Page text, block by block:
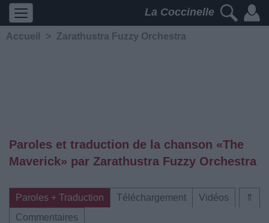
La Coccinelle
Accueil > Zarathustra Fuzzy Orchestra
Paroles et traduction de la chanson «The
Maverick» par Zarathustra Fuzzy Orchestra
⇑
Paroles + Traduction Téléchargement
Vidéos
Commentaires